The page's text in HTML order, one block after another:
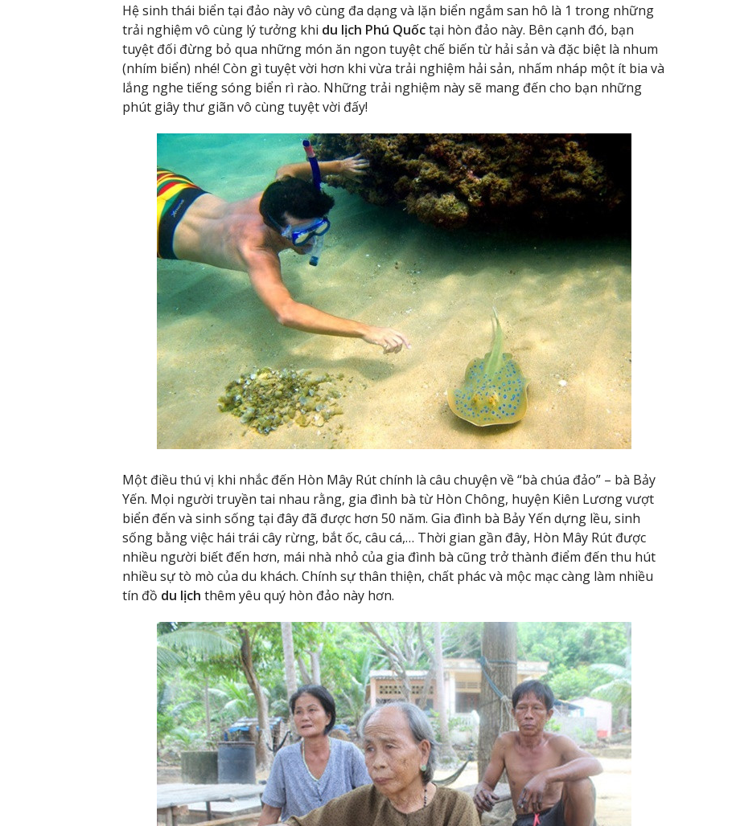
Hệ sinh thái biển tại đảo này vô cùng đa dạng và lặn biển ngắm san hô là 1 trong những
trải nghiệm vô cùng lý tưởng khi du lịch Phú Quốctại hòn đảo này. Bên cạnh đó, bạn
tuyệt đối đừng bỏ qua những món ăn ngon tuyệt chế biến từ hải sản và đặc biệt là nhum
(nhím biển) nhé! Còn gì tuyệt vời hơn khi vừa trải nghiệm hải sản, nhấm nháp một ít bia và
lắng nghe tiếng sóng biển rì rào. Những trải nghiệm này sẽ mang đến cho bạn những
phút giây thư giãn vô cùng tuyệt vời đấy!
Một điều thú vị khi nhắc đến Hòn Mây Rút chính là câu chuyện về “bà chúa đảo” – bà Bảy
Yến. Mọi người truyền tai nhau rằng, gia đình bà từ Hòn Chông, huyện Kiên Lương vượt
biển đến và sinh sống tại đây đã được hơn 50 năm. Gia đình bà Bảy Yến dựng lều, sinh
sống bằng việc hái trái cây rừng, bắt ốc, câu cá,… Thời gian gần đây, Hòn Mây Rút được
nhiều người biết đến hơn, mái nhà nhỏ của gia đình bà cũng trở thành điểm đến thu hút
nhiều sự tò mò của du khách. Chính sự thân thiện, chất phác và mộc mạc càng làm nhiều
tín đồ du lịch thêm yêu quý hòn đảo này hơn.